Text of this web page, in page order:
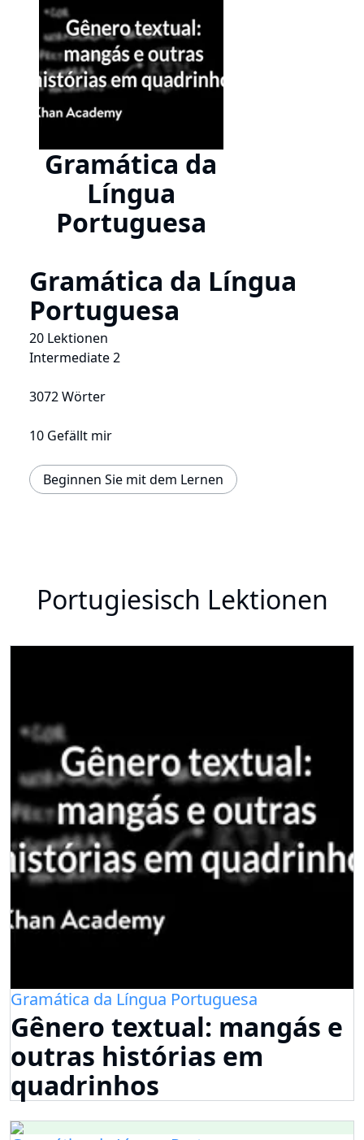
Gramática da
Língua
Portuguesa
Gramática da Língua
Portuguesa
20 Lektionen
Intermediate 2
3072 Wörter
10 Gefällt mir
Beginnen Sie mit dem Lernen
Portugiesisch Lektionen
Gramática da Língua Portuguesa
Gênero textual: mangás e
outras histórias em
quadrinhos